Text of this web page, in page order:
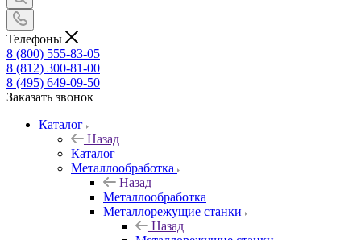
Телефоны
8 (800) 555-83-05
8 (812) 300-81-00
8 (495) 649-09-50
Заказать звонок
Каталог
Назад
Каталог
Металлообработка
Назад
Металлообработка
Металлорежущие станки
Назад